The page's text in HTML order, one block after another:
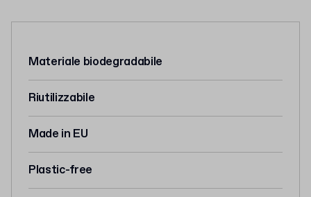
Materiale biodegradabile
Riutilizzabile
Made in EU
Plastic-free